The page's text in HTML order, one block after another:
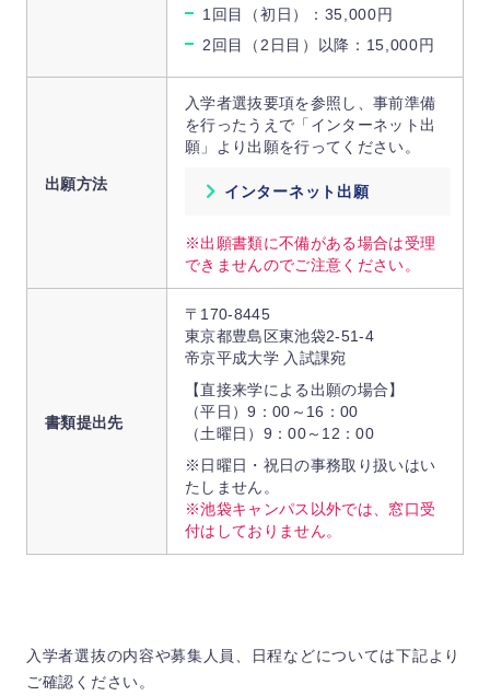
1回目（初日）：35,000円
2回目（2日目）以降：15,000円
出願方法
入学者選抜要項を参照し、事前準備
を行ったうえで「インターネット出
願」より出願を行ってください。
インターネット出願
※出願書類に不備がある場合は受理
できませんのでご注意ください。
書類提出先
〒170-8445
東京都豊島区東池袋2-51-4
帝京平成大学 入試課宛
【直接来学による出願の場合】
（平日）9：00～16：00
（土曜日）9：00～12：00
※日曜日・祝日の事務取り扱いはい
たしません。
※池袋キャンパス以外では、窓口受
付はしておりません。
入学者選抜の内容や募集人員、日程などについては下記より
ご確認ください。